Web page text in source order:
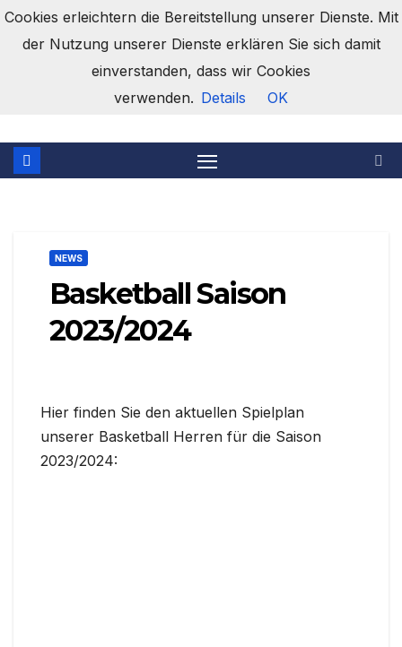
Zum
Inhalt
Turnverein Opfingen e.V.
NEWS
Basketball Saison
2023/2024
Hier finden Sie den aktuellen Spielplan
unserer Basketball Herren für die Saison
2023/2024:
Cookies erleichtern die Bereitstellung unserer Dienste. Mit
der Nutzung unserer Dienste erklären Sie sich damit
einverstanden, dass wir Cookies
verwenden. Details OK